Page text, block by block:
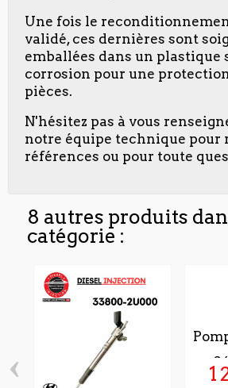
Une fois le
validé, ces dernières sont
emballées dans un plastique
corrosion pour une
pièces.
N'hésitez pas à vous
notre équipe technique pour
références ou pour toute
8 autres produits
catégorie :
1
‹